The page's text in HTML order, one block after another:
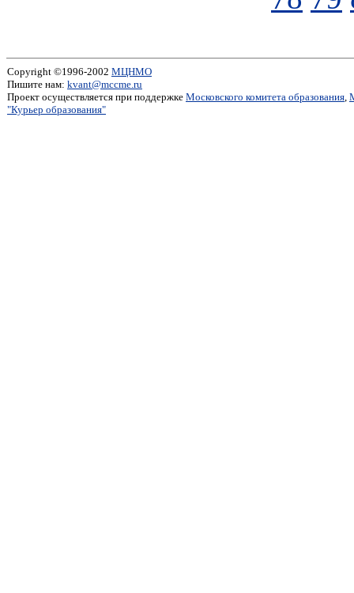
Copyright ©1996-2002 МЦНМО
Пишите нам: kvant@mccme.ru
Проект осуществляется при поддержке Московского комитета образования,
"Курьер образования"